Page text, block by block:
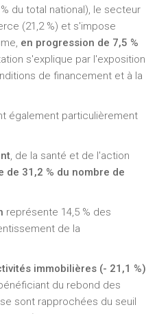
du total national), le secteur
(21,2 %) et s'impose
en progression de 7,5 %
s'explique par l'exposition
de financement et à la
également particulièrement
, de la santé et de l'action
de 31,2 % du nombre de
représente 14,5 % des
de la
immobilières (- 21,1 %)
du rebond des
sont rapprochées du seuil